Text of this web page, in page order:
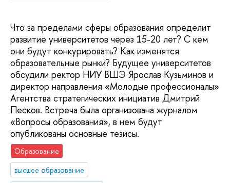
Что за пределами сферы образования определит
развитие университетов через 15-20 лет? С кем
они будут конкурировать? Как изменятся
образовательные рынки? Будущее университетов
обсудили ректор НИУ ВШЭ Ярослав Кузьминов и
директор направления «Молодые профессионалы»
Агентства стратегических инициатив Дмитрий
Песков. Встреча была организована журналом
«Вопросы образования», в нем будут
опубликованы основные тезисы.
Образование
высшее образование